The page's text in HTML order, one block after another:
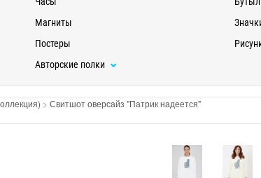
Магниты
Постеры
Авторские полки
> Свитшот оверсайз "Патрик надеется"